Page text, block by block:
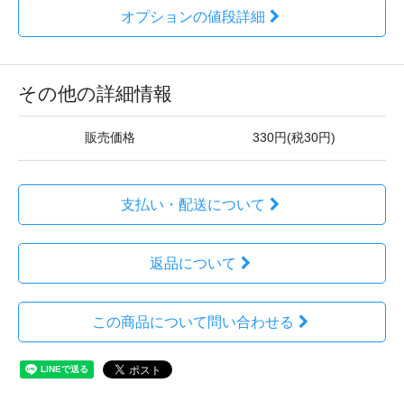
オプションの値段詳細
その他の詳細情報
販売価格 330円(税30円)
支払い・配送について
返品について
この商品について問い合わせる